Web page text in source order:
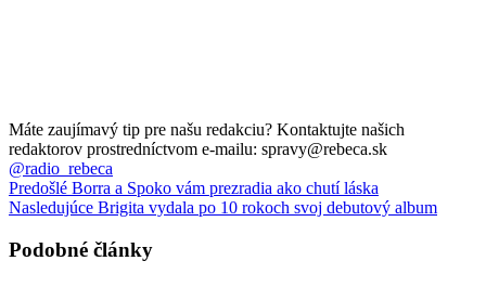
Máte zaujímavý tip pre našu redakciu? Kontaktujte našich
redaktorov prostredníctvom e-mailu: spravy@rebeca.sk
@radio_rebeca
Predošlé Borra a Spoko vám prezradia ako chutí láska
Nasledujúce Brigita vydala po 10 rokoch svoj debutový album
Podobné články